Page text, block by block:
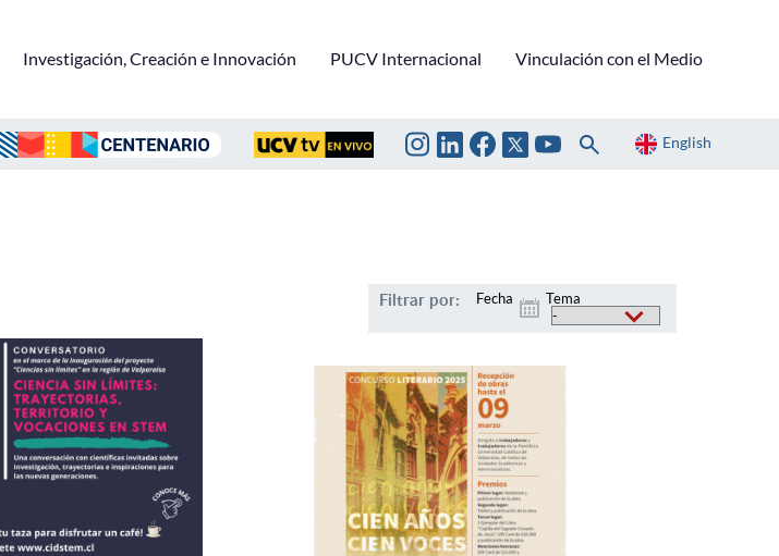
Investigación, Creación e Innovación PUCV Internacional Vinculación con el Medio
English
Filtrar por: Fecha Tema